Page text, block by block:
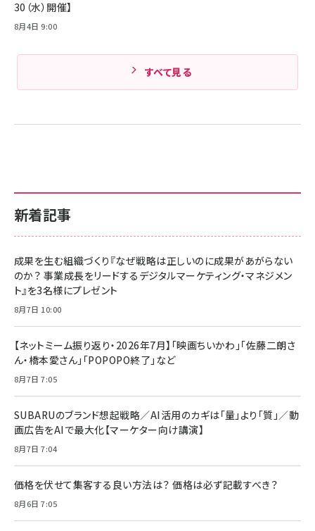
新着記事
成果を生む組織づくり『なぜ戦略は正しいのに成果があがらない
のか？ 事業成長をリードするデジタルマーケティング・マネジメン
ト』を3名様にプレゼント
8月7日 10:00
【ネットミーム振り返り・2026年7月】「映画ちいかわ」「佐藤二朗さ
ん・橋本愛さん」「POPOPO終了」など
8月7日 7:05
SUBARUのブランド想起戦略／AI活用のカギは「量」より「質」／動
画広告をAIで最大化【マーケター向け講演】
8月7日 7:04
価格を伏せて集客する良い方法は？ 価格は必ず記載すべき？
8月6日 7:05
30（水）開催】
8月4日 9:00
すべて見る